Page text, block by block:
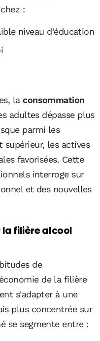
:
niveau d'éducation
laconsommation
adultes dépasse plus
parmi les
supérieur, les actives
favorisées. Cette
interroge sur
et des nouvelles
filière alcool
de
de la filière
s'adapter à une
plus concentrée sur
se segmente entre :